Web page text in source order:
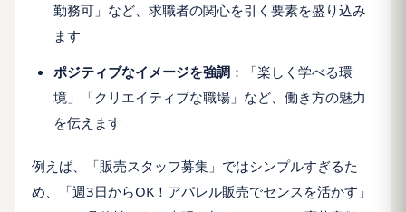
勤務可」など、求職者の関心を引く要素を盛り込み
ます
ポジティブなイメージを強調 ：「楽しく学べる環
境」「クリエイティブな職場」など、働き方の魅力
を伝えます
例えば、「販売スタッフ募集」ではシンプルすぎるた
め、「週3日からOK！アパレル販売でセンスを活かす」